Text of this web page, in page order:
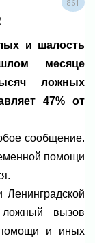
861
и шалость
месяце
ложных
47% от
сообщение.
помощи
Ленинградской
ложный вызов
и иных